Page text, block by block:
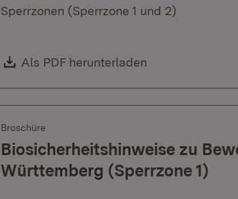
Sperrzonen (Sperrzone 1 und 2)
Download:
Als PDF herunterladen
Broschüre
Biosicherheitshinweise zu
Württemberg (Sperrzone 1)